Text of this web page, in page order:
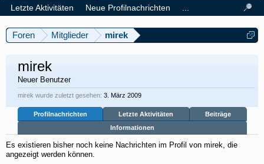
Foren Mitglieder mirek
mirek
Neuer Benutzer
mirek wurde zuletzt gesehen: 3. März 2009
Profilnachrichten Letzte Aktivitäten
Beiträge
Informationen
Es existieren bisher noch keine Nachrichten im Profil von mirek, die
angezeigt werden können.
Letzte Aktivitäten
Neue Profilnachrichten